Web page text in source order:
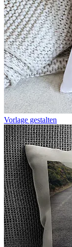
Vorlage gestalten